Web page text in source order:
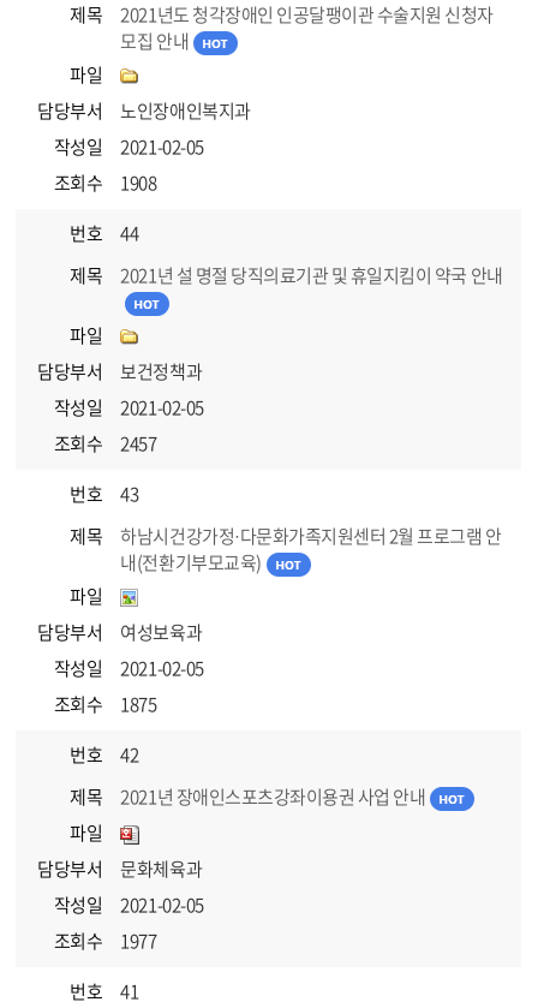
제목
2021년도 청각장애인 인공달팽이관 수술지원 신청자
모집 안내
파일
담당부서
노인장애인복지과
작성일
2021-02-05
조회수
1908
번호
44
제목
2021년 설 명절 당직의료기관 및 휴일지킴이 약국 안내
파일
담당부서
보건정책과
작성일
2021-02-05
조회수
2457
번호
43
제목
하남시건강가정·다문화가족지원센터 2월 프로그램 안
내(전환기부모교육)
파일
담당부서
여성보육과
작성일
2021-02-05
조회수
1875
번호
42
제목
2021년 장애인스포츠강좌이용권 사업 안내
파일
담당부서
문화체육과
작성일
2021-02-05
조회수
1977
번호
41